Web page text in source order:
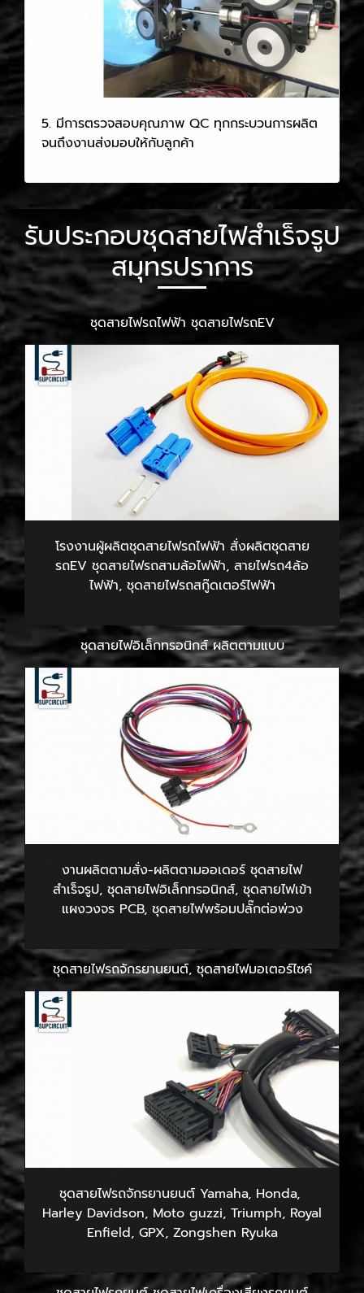
5. มีการตรวจสอบคุณภาพ QC ทุกกระบวนการผลิต
จนถึงงานส่งมอบให้กับลูกค้า
รับประกอบชุดสายไฟสำเร็จรูป
สมุทรปราการ
ชุดสายไฟรถไฟฟ้า ชุดสายไฟรถEV
โรงงานผู้ผลิตชุดสายไฟรถไฟฟ้า สั่งผลิตชุดสาย
รถEV ชุดสายไฟรถสามล้อไฟฟ้า, สายไฟรถ4ล้อ
ไฟฟ้า, ชุดสายไฟรถสกู๊ดเตอร์ไฟฟ้า
ชุดสายไฟอิเล็กทรอนิกส์ ผลิตตามแบบ
งานผลิตตามสั่ง-ผลิตตามออเดอร์ ชุดสายไฟ
สำเร็จรูป, ชุดสายไฟอิเล็กทรอนิกส์, ชุดสายไฟเข้า
แผงวงจร PCB, ชุดสายไฟพร้อมปลั๊กต่อพ่วง
ชุดสายไฟรถจักรยานยนต์, ชุดสายไฟมอเตอร์ไซค์
ชุดสายไฟรถจักรยานยนต์ Yamaha, Honda,
Harley Davidson, Moto guzzi, Triumph, Royal
Enfield, GPX, Zongshen Ryuka